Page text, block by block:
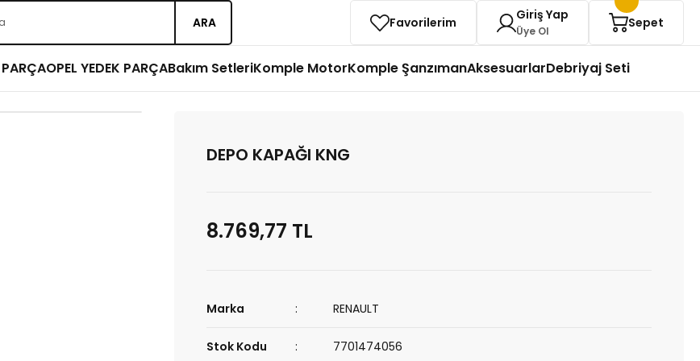
ARA Favorilerim Giriş Yap
Üye Ol
Sepet
PARÇAOPEL YEDEK PARÇABakım SetleriKomple MotorKomple ŞanzımanAksesuarlarDebriyaj Seti
DEPO KAPAĞI KNG
8.769,77 TL
Marka RENAULT
Stok Kodu 7701474056